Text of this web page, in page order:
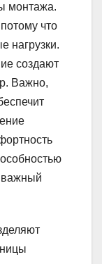
монтажа.
что
нагрузки.
создают
Важно,